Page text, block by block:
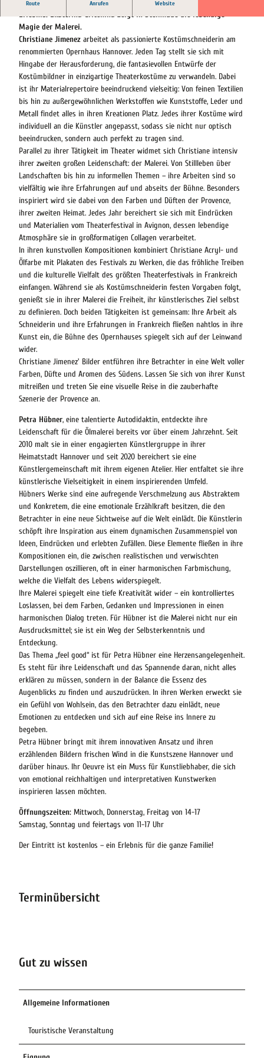
Route Anrufen Website
Erlebnis: Ekaterina Gritchina zeigt in Steinhude die lebendige
Magie der Malerei.
Christiane Jimenez arbeitet als passionierte Kostümschneiderin am
renommierten Opernhaus Hannover. Jeden Tag stellt sie sich mit
Hingabe der Herausforderung, die fantasievollen Entwürfe der
Kostümbildner in einzigartige Theaterkostüme zu verwandeln. Dabei
ist ihr Materialrepertoire beeindruckend vielseitig: Von feinen Textilien
bis hin zu außergewöhnlichen Werkstoffen wie Kunststoffe, Leder und
Metall findet alles in ihren Kreationen Platz. Jedes ihrer Kostüme wird
individuell an die Künstler angepasst, sodass sie nicht nur optisch
beeindrucken, sondern auch perfekt zu tragen sind.
Parallel zu ihrer Tätigkeit im Theater widmet sich Christiane intensiv
ihrer zweiten großen Leidenschaft: der Malerei. Von Stillleben über
Landschaften bis hin zu informellen Themen – ihre Arbeiten sind so
vielfältig wie ihre Erfahrungen auf und abseits der Bühne. Besonders
inspiriert wird sie dabei von den Farben und Düften der Provence,
ihrer zweiten Heimat. Jedes Jahr bereichert sie sich mit Eindrücken
und Materialien vom Theaterfestival in Avignon, dessen lebendige
Atmosphäre sie in großformatigen Collagen verarbeitet.
In ihren kunstvollen Kompositionen kombiniert Christiane Acryl- und
Ölfarbe mit Plakaten des Festivals zu Werken, die das fröhliche Treiben
und die kulturelle Vielfalt des größten Theaterfestivals in Frankreich
einfangen. Während sie als Kostümschneiderin festen Vorgaben folgt,
genießt sie in ihrer Malerei die Freiheit, ihr künstlerisches Ziel selbst
zu definieren. Doch beiden Tätigkeiten ist gemeinsam: Ihre Arbeit als
Schneiderin und ihre Erfahrungen in Frankreich fließen nahtlos in ihre
Kunst ein, die Bühne des Opernhauses spiegelt sich auf der Leinwand
wider.
Christiane Jimenez' Bilder entführen ihre Betrachter in eine Welt voller
Farben, Düfte und Aromen des Südens. Lassen Sie sich von ihrer Kunst
mitreißen und treten Sie eine visuelle Reise in die zauberhafte
Szenerie der Provence an.
Petra Hübner, eine talentierte Autodidaktin, entdeckte ihre
Leidenschaft für die Ölmalerei bereits vor über einem Jahrzehnt. Seit
2010 malt sie in einer engagierten Künstlergruppe in ihrer
Heimatstadt Hannover und seit 2020 bereichert sie eine
Künstlergemeinschaft mit ihrem eigenen Atelier. Hier entfaltet sie ihre
künstlerische Vielseitigkeit in einem inspirierenden Umfeld.
Hübners Werke sind eine aufregende Verschmelzung aus Abstraktem
und Konkretem, die eine emotionale Erzählkraft besitzen, die den
Betrachter in eine neue Sichtweise auf die Welt einlädt. Die Künstlerin
schöpft ihre Inspiration aus einem dynamischen Zusammenspiel von
Ideen, Eindrücken und erlebten Zufällen. Diese Elemente fließen in ihre
Kompositionen ein, die zwischen realistischen und verwischten
Darstellungen oszillieren, oft in einer harmonischen Farbmischung,
welche die Vielfalt des Lebens widerspiegelt.
Ihre Malerei spiegelt eine tiefe Kreativität wider – ein kontrolliertes
Loslassen, bei dem Farben, Gedanken und Impressionen in einen
harmonischen Dialog treten. Für Hübner ist die Malerei nicht nur ein
Ausdrucksmittel; sie ist ein Weg der Selbsterkenntnis und
Entdeckung.
Das Thema „feel good“ ist für Petra Hübner eine Herzensangelegenheit.
Es steht für ihre Leidenschaft und das Spannende daran, nicht alles
erklären zu müssen, sondern in der Balance die Essenz des
Augenblicks zu finden und auszudrücken. In ihren Werken erweckt sie
ein Gefühl von Wohlsein, das den Betrachter dazu einlädt, neue
Emotionen zu entdecken und sich auf eine Reise ins Innere zu
begeben.
Petra Hübner bringt mit ihrem innovativen Ansatz und ihren
erzählenden Bildern frischen Wind in die Kunstszene Hannover und
darüber hinaus. Ihr Oeuvre ist ein Muss für Kunstliebhaber, die sich
von emotional reichhaltigen und interpretativen Kunstwerken
inspirieren lassen möchten.
Öffnungszeiten: Mittwoch, Donnerstag, Freitag von 14-17
Samstag, Sonntag und feiertags von 11-17 Uhr
Der Eintritt ist kostenlos – ein Erlebnis für die ganze Familie!
Terminübersicht
Gut zu wissen
Allgemeine Informationen
Touristische Veranstaltung